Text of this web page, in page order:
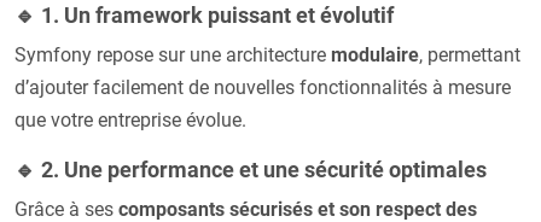
🔹 1. Un framework puissant et évolutif
Symfony repose sur une architecture modulaire, permettant
d’ajouter facilement de nouvelles fonctionnalités à mesure
que votre entreprise évolue.
🔹 2. Une performance et une sécurité optimales
Grâce à ses composants sécurisés et son respect des